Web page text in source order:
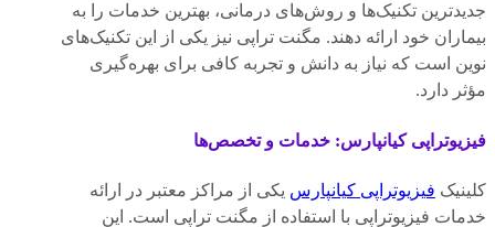
جدیدترین تکنیک‌ها و روش‌های درمانی، بهترین خدمات را به
بیماران خود ارائه دهند. مگنت تراپی نیز یکی از این تکنیک‌های
نوین است که نیاز به دانش و تجربه کافی برای بهره‌گیری
مؤثر دارد.
فیزیوتراپی کیانپارس: خدمات و تخصص‌ها
کلینیک فیزیوتراپی کیانپارس یکی از مراکز معتبر در ارائه
خدمات فیزیوتراپی با استفاده از مگنت تراپی است. این